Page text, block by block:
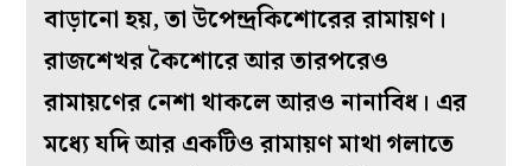
বাড়ানো হয়, তা উপেন্দ্রকিশোরের রামায়ণ।
রাজশেখর কৈশোরে আর তারপরেও
রামায়ণের নেশা থাকলে আরও নানাবিধ। এর
মধ্যে যদি আর একটিও রামায়ণ মাথা গলাতে